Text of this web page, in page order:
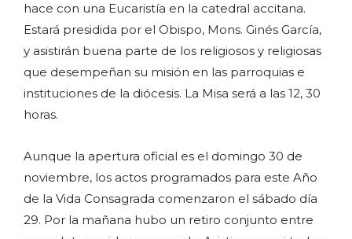
hace con una Eucaristía en la catedral accitana.
Estará presidida por el Obispo, Mons. Ginés García,
y asistirán buena parte de los religiosos y religiosas
que desempeñan su misión en las parroquias e
instituciones de la diócesis. La Misa será a las 12, 30
horas.
Aunque la apertura oficial es el domingo 30 de
noviembre, los actos programados para este Año
de la Vida Consagrada comenzaron el sábado día
29. Por la mañana hubo un retiro conjunto entre